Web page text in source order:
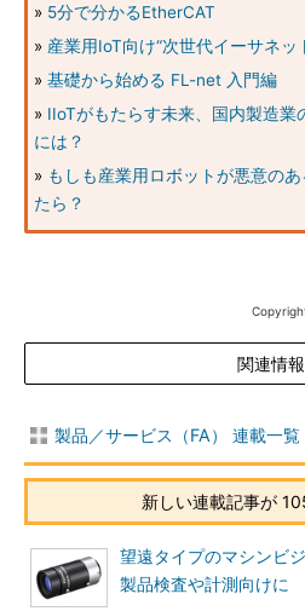
» 5分で分かるEtherCAT
» 産業用IoT向け“次世代イーサネッ
» 基礎から始める FL-net 入門編
» IIoTがもたらす未来、国内製造業
には？
» もしも産業用ロボットが悪意の
たら？
関連情報
製品／サービス（FA） 連載一覧
新しい連載記事が
望遠タイプのマシンビ
製品検査や計測向けに